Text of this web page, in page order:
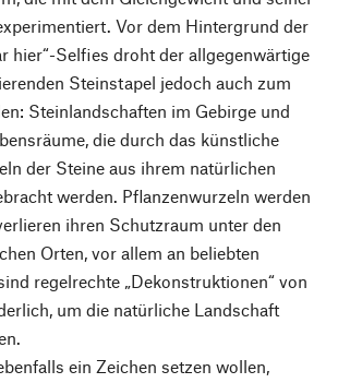
Vor dem Hintergrund der
hier“-Selfies droht der allgegenwärtige
Steinstapel jedoch auch zum
Steinlandschaften im Gebirge und
die durch das künstliche
der Steine aus ihrem natürlichen
werden. Pflanzenwurzeln werden
ihren Schutzraum unter den
Orten, vor allem an beliebten
regelrechte „Dekonstruktionen“ von
um die natürliche Landschaft
ein Zeichen setzen wollen,